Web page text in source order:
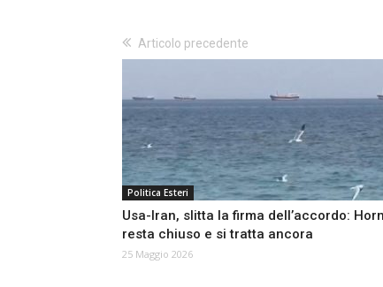
Articolo precedente
Politica Esteri
Usa-Iran, slitta la firma dell’accordo:
resta chiuso e si tratta ancora
25 Maggio 2026